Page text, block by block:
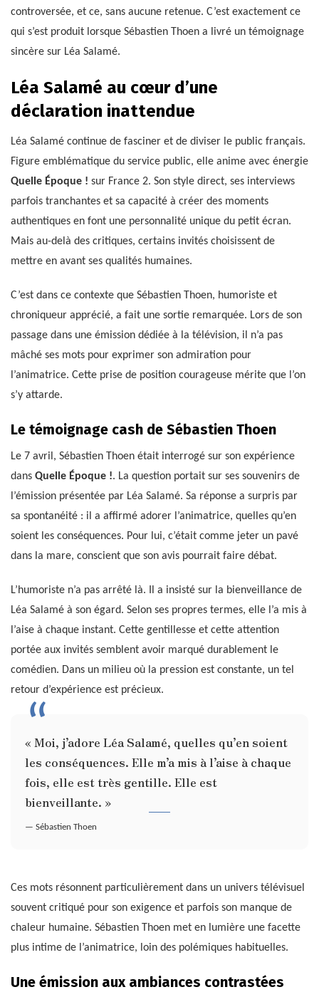
controversée, et ce, sans aucune retenue. C’est exactement ce
qui s’est produit lorsque Sébastien Thoen a livré un témoignage
sincère sur Léa Salamé.
Léa Salamé au cœur d’une
déclaration inattendue
Léa Salamé continue de fasciner et de diviser le public français.
Figure emblématique du service public, elle anime avec énergie
Quelle Époque ! sur France 2. Son style direct, ses interviews
parfois tranchantes et sa capacité à créer des moments
authentiques en font une personnalité unique du petit écran.
Mais au-delà des critiques, certains invités choisissent de
mettre en avant ses qualités humaines.
C’est dans ce contexte que Sébastien Thoen, humoriste et
chroniqueur apprécié, a fait une sortie remarquée. Lors de son
passage dans une émission dédiée à la télévision, il n’a pas
mâché ses mots pour exprimer son admiration pour
l’animatrice. Cette prise de position courageuse mérite que l’on
s’y attarde.
Le témoignage cash de Sébastien Thoen
Le 7 avril, Sébastien Thoen était interrogé sur son expérience
dans Quelle Époque !. La question portait sur ses souvenirs de
l’émission présentée par Léa Salamé. Sa réponse a surpris par
sa spontanéité : il a affirmé adorer l’animatrice, quelles qu’en
soient les conséquences. Pour lui, c’était comme jeter un pavé
dans la mare, conscient que son avis pourrait faire débat.
L’humoriste n’a pas arrêté là. Il a insisté sur la bienveillance de
Léa Salamé à son égard. Selon ses propres termes, elle l’a mis à
l’aise à chaque instant. Cette gentillesse et cette attention
portée aux invités semblent avoir marqué durablement le
comédien. Dans un milieu où la pression est constante, un tel
retour d’expérience est précieux.
« Moi, j’adore Léa Salamé, quelles qu’en soient
les conséquences. Elle m’a mis à l’aise à chaque
fois, elle est très gentille. Elle est
bienveillante. »
— Sébastien Thoen
Ces mots résonnent particulièrement dans un univers télévisuel
souvent critiqué pour son exigence et parfois son manque de
chaleur humaine. Sébastien Thoen met en lumière une facette
plus intime de l’animatrice, loin des polémiques habituelles.
Une émission aux ambiances contrastées